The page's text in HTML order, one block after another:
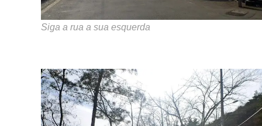
Siga a rua a sua esquerda